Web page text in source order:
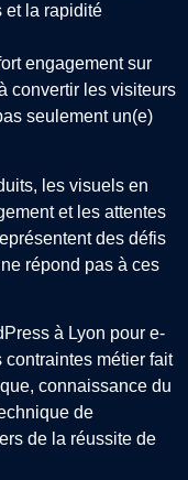
et la rapidité
engagement sur
convertir les visiteurs
seulement un(e)
les visuels en
et les attentes
des défis
répond pas à ces
à Lyon pour e-
métier fait
connaissance du
de
de la réussite de